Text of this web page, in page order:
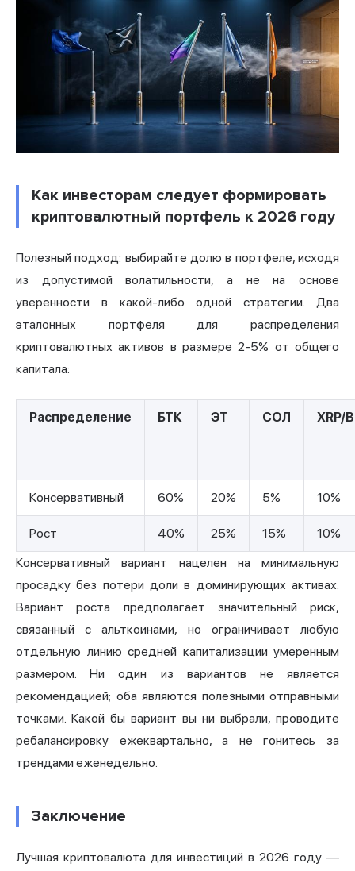
Как инвесторам следует формировать
криптовалютный портфель к 2026 году
Полезный подход: выбирайте долю в портфеле, исходя
из допустимой волатильности, а не на основе
уверенности в какой-либо одной стратегии. Два
эталонных портфеля для распределения
криптовалютных активов в размере 2-5% от общего
капитала:
Распределение БТК ЭТ СОЛ XRP/
Консервативный 60% 20% 5% 10%
Рост 40% 25% 15%
10%
Консервативный вариант нацелен на минимальную
просадку без потери доли в доминирующих активах.
Вариант роста предполагает значительный риск,
связанный с альткоинами, но ограничивает любую
отдельную линию средней капитализации умеренным
размером. Ни один из вариантов не является
рекомендацией; оба являются полезными отправными
точками. Какой бы вариант вы ни выбрали, проводите
ребалансировку ежеквартально, а не гонитесь за
трендами еженедельно.
Заключение
Лучшая криптовалюта для инвестиций в 2026 году —